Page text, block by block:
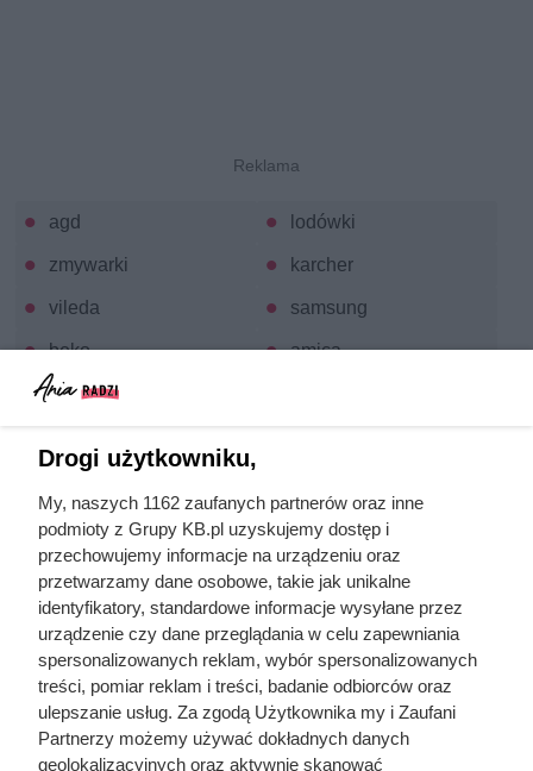
agd
lodówki
zmywarki
karcher
vileda
samsung
beko
amica
whirlpool
braun
tefal
philips
opinie o sprzętach
domowych
testy produktów
candy
podłączenie urządzeń
domowych
zelmer
leifheit
Drogi użytkowniku,
My, naszych 1162 zaufanych partnerów oraz inne
podmioty z Grupy KB.pl uzyskujemy dostęp i
przechowujemy informacje na urządzeniu oraz
przetwarzamy dane osobowe, takie jak unikalne
identyfikatory, standardowe informacje wysyłane przez
urządzenie czy dane przeglądania w celu zapewniania
spersonalizowanych reklam, wybór spersonalizowanych
treści, pomiar reklam i treści, badanie odbiorców oraz
ulepszanie usług. Za zgodą Użytkownika my i Zaufani
Partnerzy możemy używać dokładnych danych
geolokalizacyjnych oraz aktywnie skanować